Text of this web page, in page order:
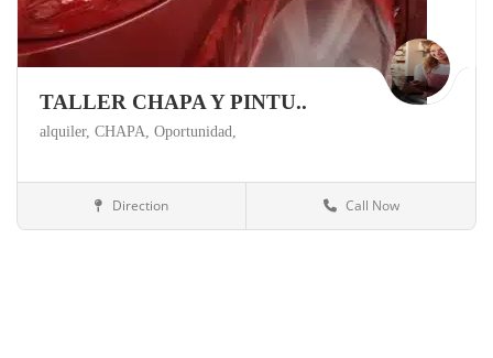
TALLER CHAPA Y PINTU..
alquiler, CHAPA, Oportunidad,
Talleres Direction Call Now